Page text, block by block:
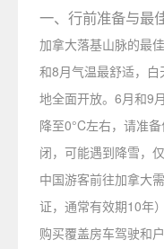
一、行前准备与最
加拿大落基山脉的最
和8月气温最舒适，
地全面开放。6月和9
降至0°C左右，请准
闭，可能遇到降雪，
中国游客前往加拿大
证，通常有效期10年
购买覆盖房车驾驶和